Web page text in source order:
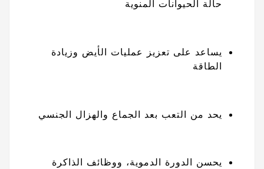
حالة الحيوانات المنوية
يساعد على تعزيز عمليات الأيض وزيادة
الطاقة
يحد من التعب بعد الجماع والهزال الجنسي
يحسن الدورة الدموية، ووظائف الذاكرة